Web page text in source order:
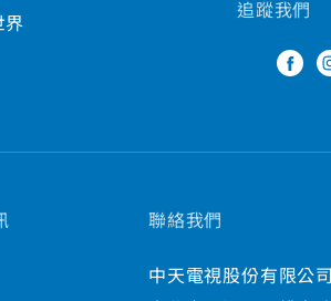
界
追蹤我們
聯絡我們
中天電視股份有限公司